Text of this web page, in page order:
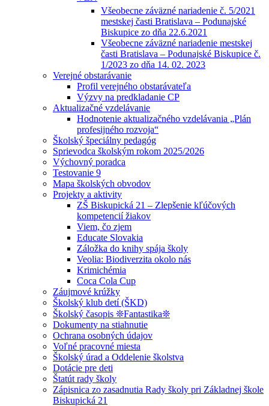
Všeobecne záväzné nariadenie č. 5/2021
mestskej časti Bratislava – Podunajské
Biskupice zo dňa 22.6.2021
Všeobecne záväzné nariadenie mestskej
časti Bratislava – Podunajské Biskupice č.
1/2023 zo dňa 14. 02. 2023
Verejné obstarávanie
Profil verejného obstarávateľa
Výzvy na predkladanie CP
Aktualizačné vzdelávanie
Hodnotenie aktualizačného vzdelávania „Plán
profesijného rozvoja“
Školský špeciálny pedagóg
Sprievodca školským rokom 2025/2026
Výchovný poradca
Testovanie 9
Mapa školských obvodov
Projekty a aktivity
ZŠ Biskupická 21 – Zlepšenie kľúčových
kompetencií žiakov
Viem, čo zjem
Educate Slovakia
Záložka do knihy spája školy
Veolia: Biodiverzita okolo nás
Krimichémia
Coca Cola Cup
Záujmové krúžky
Školský klub detí (ŠKD)
Školský časopis ❊Fantastika❊
Dokumenty na stiahnutie
Ochrana osobných údajov
Voľné pracovné miesta
Školský úrad a Oddelenie školstva
Dotácie pre deti
Štatút rady školy
Zápisnica zo zasadnutia Rady školy pri Základnej škole
Biskupická 21